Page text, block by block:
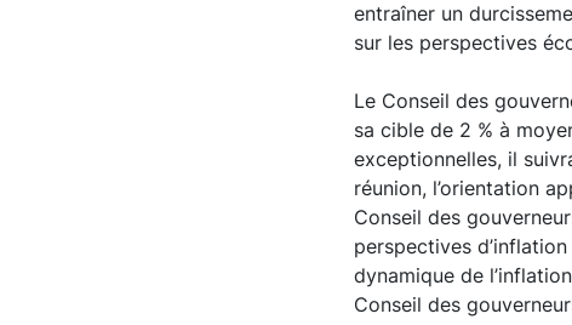
entraîner un
sur les perspectives
Le Conseil des
sa cible de 2 % à
exceptionnelles, il
réunion, l’orientation
Conseil des
perspectives
dynamique de
Conseil des